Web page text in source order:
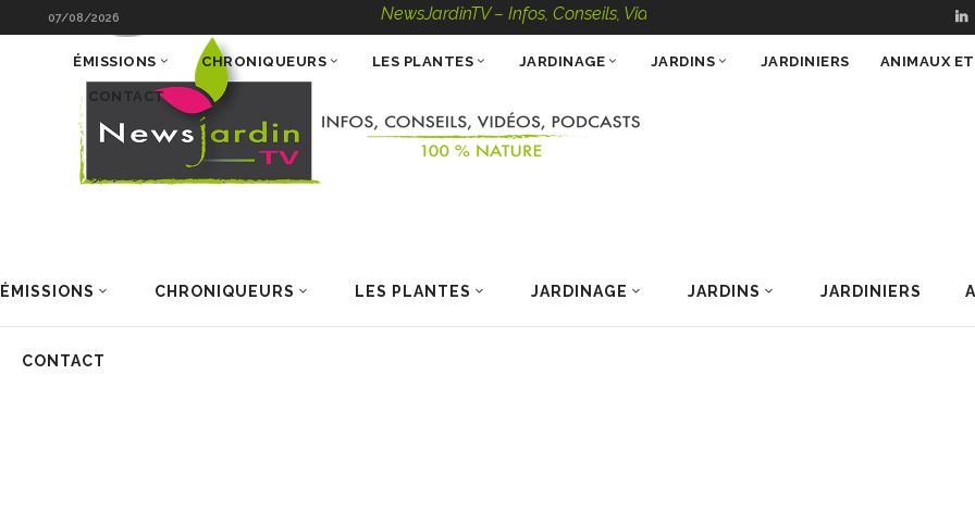
07/08/2026 NewsJardinTV – Infos, Conseils, Vidéos, Podcasts – 100 % Nature
ÉMISSIONS CHRONIQUEURS LES PLANTES JARDINAGE JARDINS JARDINIERS
CONTACT
ÉMISSIONS CHRONIQUEURS LES PLANTES JARDINAGE JARDINS JARDINIERS ANIMAUX
CONTACT